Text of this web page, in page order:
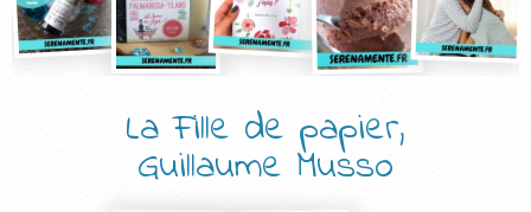
La Fille de papier,
Guillaume Musso